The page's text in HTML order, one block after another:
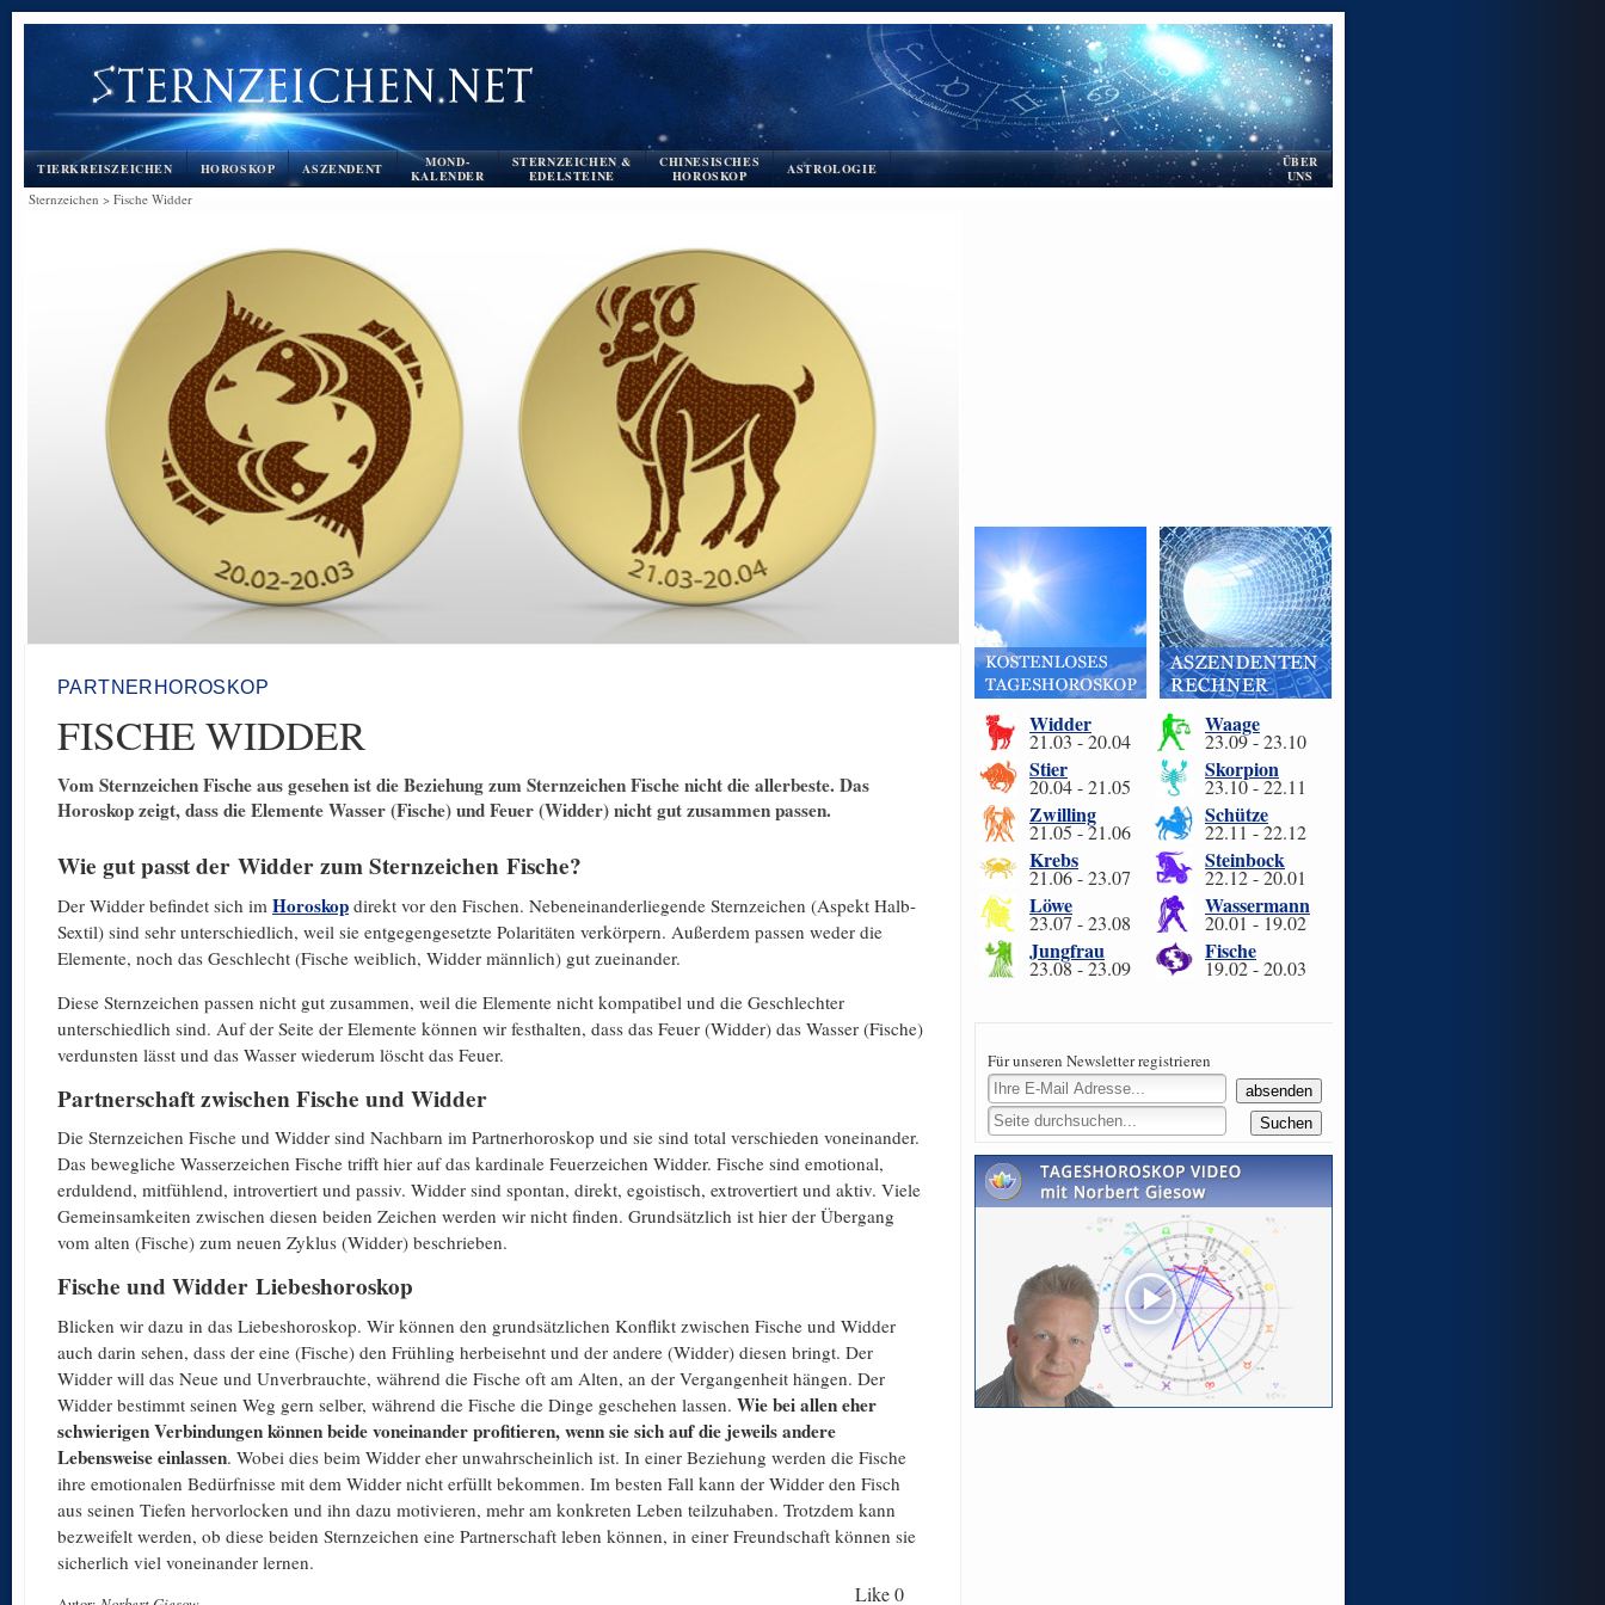
TIERKREISZEICHEN HOROSKOP ASZENDENT
MOND-
KALENDER
STERNZEICHEN &
EDELSTEINE
CHINESISCHES
HOROSKOP
ASTROLOGIE
ÜBER
UNS
Sternzeichen > Fische Widder
PARTNERHOROSKOP
FISCHE WIDDER
Vom Sternzeichen Fische aus gesehen ist die Beziehung zum Sternzeichen Fische nicht die allerbeste. Das
Horoskop zeigt, dass die Elemente Wasser (Fische) und Feuer (Widder) nicht gut zusammen passen.
Wie gut passt der Widder zum Sternzeichen Fische?
Der Widder befindet sich im Horoskop direkt vor den Fischen. Nebeneinanderliegende Sternzeichen (Aspekt Halb-
Sextil) sind sehr unterschiedlich, weil sie entgegengesetzte Polaritäten verkörpern. Außerdem passen weder die
Elemente, noch das Geschlecht (Fische weiblich, Widder männlich) gut zueinander.
Diese Sternzeichen passen nicht gut zusammen, weil die Elemente nicht kompatibel und die Geschlechter
unterschiedlich sind. Auf der Seite der Elemente können wir festhalten, dass das Feuer (Widder) das Wasser (Fische)
verdunsten lässt und das Wasser wiederum löscht das Feuer.
Partnerschaft zwischen Fische und Widder
Die Sternzeichen Fische und Widder sind Nachbarn im Partnerhoroskop und sie sind total verschieden voneinander.
Das bewegliche Wasserzeichen Fische trifft hier auf das kardinale Feuerzeichen Widder. Fische sind emotional,
erduldend, mitfühlend, introvertiert und passiv. Widder sind spontan, direkt, egoistisch, extrovertiert und aktiv. Viele
Gemeinsamkeiten zwischen diesen beiden Zeichen werden wir nicht finden. Grundsätzlich ist hier der Übergang
vom alten (Fische) zum neuen Zyklus (Widder) beschrieben.
Fische und Widder Liebeshoroskop
Blicken wir dazu in das Liebeshoroskop. Wir können den grundsätzlichen Konflikt zwischen Fische und Widder
auch darin sehen, dass der eine (Fische) den Frühling herbeisehnt und der andere (Widder) diesen bringt. Der
Widder will das Neue und Unverbrauchte, während die Fische oft am Alten, an der Vergangenheit hängen. Der
Widder bestimmt seinen Weg gern selber, während die Fische die Dinge geschehen lassen. Wie bei allen eher
schwierigen Verbindungen können beide voneinander profitieren, wenn sie sich auf die jeweils andere
Lebensweise einlassen. Wobei dies beim Widder eher unwahrscheinlich ist. In einer Beziehung werden die Fische
ihre emotionalen Bedürfnisse mit dem Widder nicht erfüllt bekommen. Im besten Fall kann der Widder den Fisch
aus seinen Tiefen hervorlocken und ihn dazu motivieren, mehr am konkreten Leben teilzuhaben. Trotzdem kann
bezweifelt werden, ob diese beiden Sternzeichen eine Partnerschaft leben können, in einer Freundschaft können sie
sicherlich viel voneinander lernen.
Like0
Widder
21.03 - 20.04
Waage
23.09 - 23.10
Stier
20.04 - 21.05
Skorpion
23.10 - 22.11
Zwilling
21.05 - 21.06
Schütze
22.11 - 22.12
Krebs
21.06 - 23.07
Steinbock
22.12 - 20.01
Löwe
23.07 - 23.08
Wassermann
20.01 - 19.02
Jungfrau
23.08 - 23.09
Fische
19.02 - 20.03
Für unseren Newsletter registrieren